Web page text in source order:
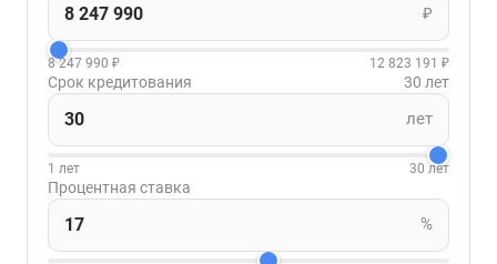
₽
8 247 990 ₽ 12 823 191 ₽
Срок кредитования 30 лет
лет
1 лет 30 лет
Процентная ставка
%